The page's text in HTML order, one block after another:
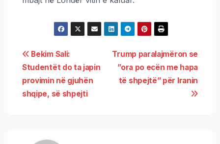
Trump paralajmëron se
”ora po ecën me hapa
të shpejtë” për Iranin
Bekim Sali:
Studentët do ta japin
provimin në gjuhën
shqipe, së shpejti